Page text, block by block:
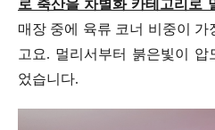
로 축산을 차별화 카테고리로
매장 중에 육류 코너 비중이 가
고요. 멀리서부터 붉은빛이
었습니다.